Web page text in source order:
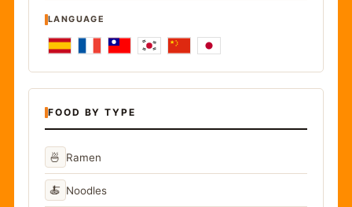
LANGUAGE
FOOD BY TYPE
🍜 Ramen
🍝 Noodles